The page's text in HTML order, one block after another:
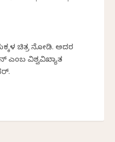
ಚಿತ್ರ ನೋಡಿ. ಅದರ
ವಿಶ್ವವಿಖ್ಯಾತ